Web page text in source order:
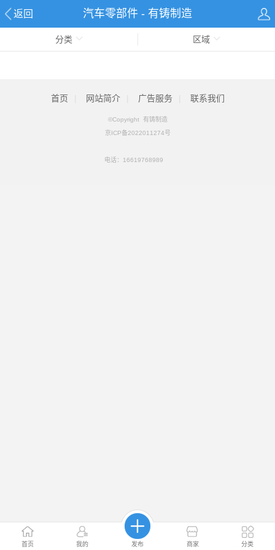
返回 汽车零部件 - 有铸制造
首页 我的 发布 商家 分类
分类 区域
首页 网站简介 广告服务 联系我们
©Copyright 有铸制造
京ICP备2022011274号
电话： 16619768989